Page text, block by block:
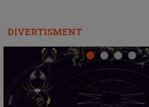
DIVERTISMENT